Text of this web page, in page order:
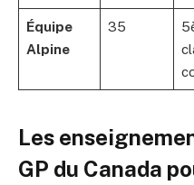
Équipe
Alpine
35
Les
GP du Canada